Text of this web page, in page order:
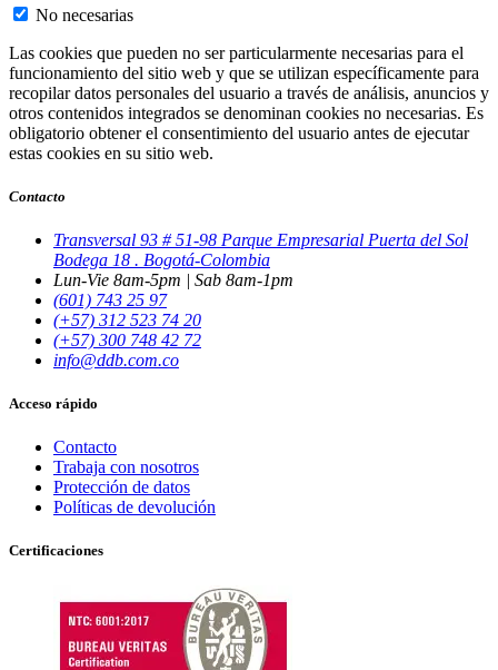
No necesarias
Las cookies que pueden no ser particularmente necesarias para el
funcionamiento del sitio web y que se utilizan específicamente para
recopilar datos personales del usuario a través de análisis, anuncios y
otros contenidos integrados se denominan cookies no necesarias. Es
obligatorio obtener el consentimiento del usuario antes de ejecutar
estas cookies en su sitio web.
Contacto
Transversal 93 # 51-98 Parque Empresarial Puerta del Sol
Bodega 18 . Bogotá-Colombia
Lun-Vie 8am-5pm | Sab 8am-1pm
(601) 743 25 97
(+57) 312 523 74 20
(+57) 300 748 42 72
info@ddb.com.co
Acceso rápido
Contacto
Trabaja con nosotros
Protección de datos
Políticas de devolución
Certificaciones